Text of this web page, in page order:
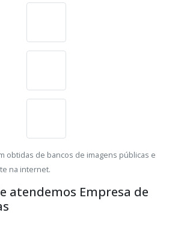
obtidas de bancos de imagens públicas e
na internet.
atendemos Empresa de